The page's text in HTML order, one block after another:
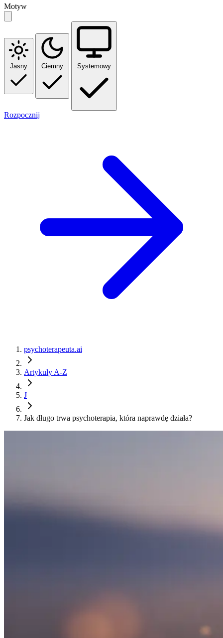
Motyw
Jasny Ciemny Systemowy
Rozpocznij
psychoterapeuta.ai
Artykuły A-Z
J
Jak długo trwa psychoterapia, która naprawdę działa?